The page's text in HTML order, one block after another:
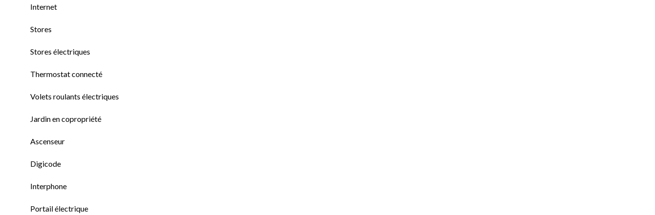
Internet
Stores
Stores électriques
Thermostat connecté
Volets roulants électriques
Jardin en copropriété
Ascenseur
Digicode
Interphone
Portail électrique